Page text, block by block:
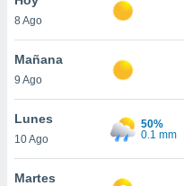
en
más
nuestra
de
8 Ago
Mañana
9 Ago
Lunes
10 Ago
50%
0.1 mm
Martes